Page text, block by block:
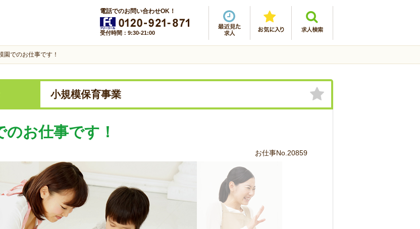
電話でのお問い合わせOK！
受付時間：9:30-21:00
園でのお仕事です！
小規模保育事業
お仕事です！
お仕事No.20859